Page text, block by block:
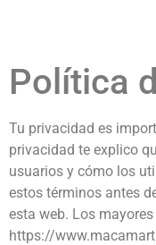
Política
Tu privacidad es
privacidad te explico
usuarios y cómo los
estos términos antes
esta web. Los
https://